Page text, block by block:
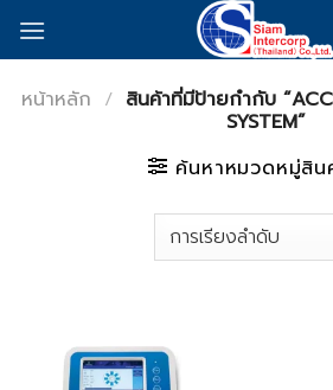
หน้าหลัก / สินค้าที่มีป้ายกำกับ
SYSTEM”
ค้นหาหมวดหมู่สิน